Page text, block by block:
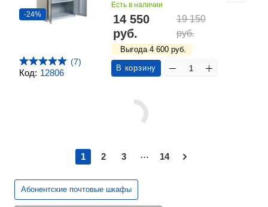
Код: 12806
-24%
(7)
Есть в наличии
14 550
руб.
19 150
руб.
Выгода 4 600 руб.
В корзину
1 2 3 ... 14
Абонентские почтовые шкафы